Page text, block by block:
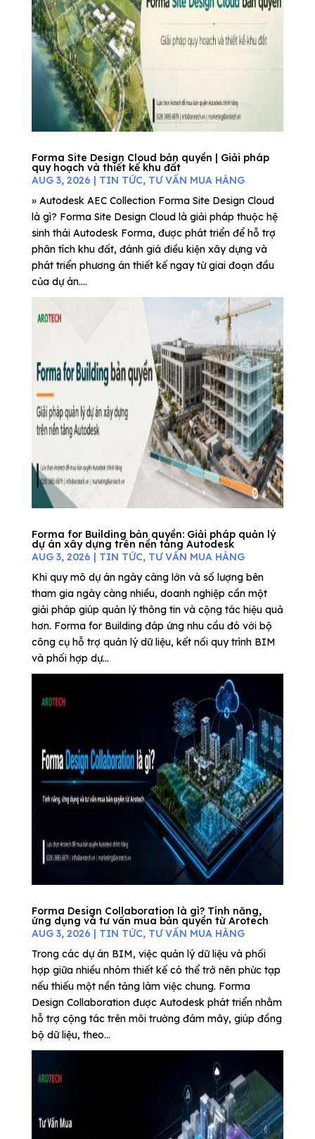
Forma Site Design Cloud bản quyền | Giải pháp
quy hoạch và thiết kế khu đất
AUG 3, 2026 | TIN TỨC, TƯ VẤN MUA HÀNG
» Autodesk AEC Collection Forma Site Design Cloud
là gì? Forma Site Design Cloud là giải pháp thuộc hệ
sinh thái Autodesk Forma, được phát triển để hỗ trợ
phân tích khu đất, đánh giá điều kiện xây dựng và
phát triển phương án thiết kế ngay từ giai đoạn đầu
của dự án....
Forma for Building bản quyền: Giải pháp quản lý
dự án xây dựng trên nền tảng Autodesk
AUG 3, 2026 | TIN TỨC, TƯ VẤN MUA HÀNG
Khi quy mô dự án ngày càng lớn và số lượng bên
tham gia ngày càng nhiều, doanh nghiệp cần một
giải pháp giúp quản lý thông tin và cộng tác hiệu quả
hơn. Forma for Building đáp ứng nhu cầu đó với bộ
công cụ hỗ trợ quản lý dữ liệu, kết nối quy trình BIM
và phối hợp dự...
Forma Design Collaboration là gì? Tính năng,
ứng dụng và tư vấn mua bản quyền từ Arotech
AUG 3, 2026 | TIN TỨC, TƯ VẤN MUA HÀNG
Trong các dự án BIM, việc quản lý dữ liệu và phối
hợp giữa nhiều nhóm thiết kế có thể trở nên phức tạp
nếu thiếu một nền tảng làm việc chung. Forma
Design Collaboration được Autodesk phát triển nhằm
hỗ trợ cộng tác trên môi trường đám mây, giúp đồng
bộ dữ liệu, theo...